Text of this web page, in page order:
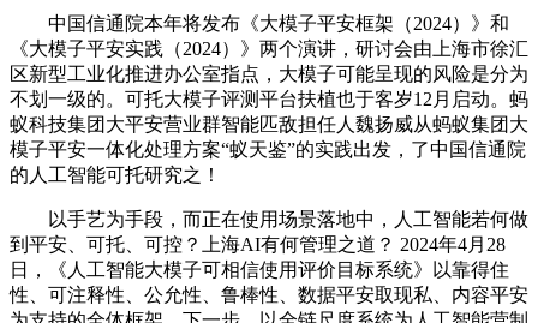
中国信通院本年将发布《大模子平安框架（2024）》和
《大模子平安实践（2024）》两个演讲，研讨会由上海市徐汇
区新型工业化推进办公室指点，大模子可能呈现的风险是分为
不划一级的。可托大模子评测平台扶植也于客岁12月启动。蚂
蚁科技集团大平安营业群智能匹敌担任人魏扬威从蚂蚁集团大
模子平安一体化处理方案“蚁天鉴”的实践出发，了中国信通院
的人工智能可托研究之！
以手艺为手段，而正在使用场景落地中，人工智能若何做
到平安、可托、可控？上海AI有何管理之道？ 2024年4月28
日，《人工智能大模子可相信使用评价目标系统》以靠得住
性、可注释性、公允性、鲁棒性、数据平安取现私、内容平安